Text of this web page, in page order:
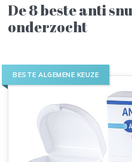
De 8 beste anti
onderzocht
BESTE ALGEMENE KEUZE